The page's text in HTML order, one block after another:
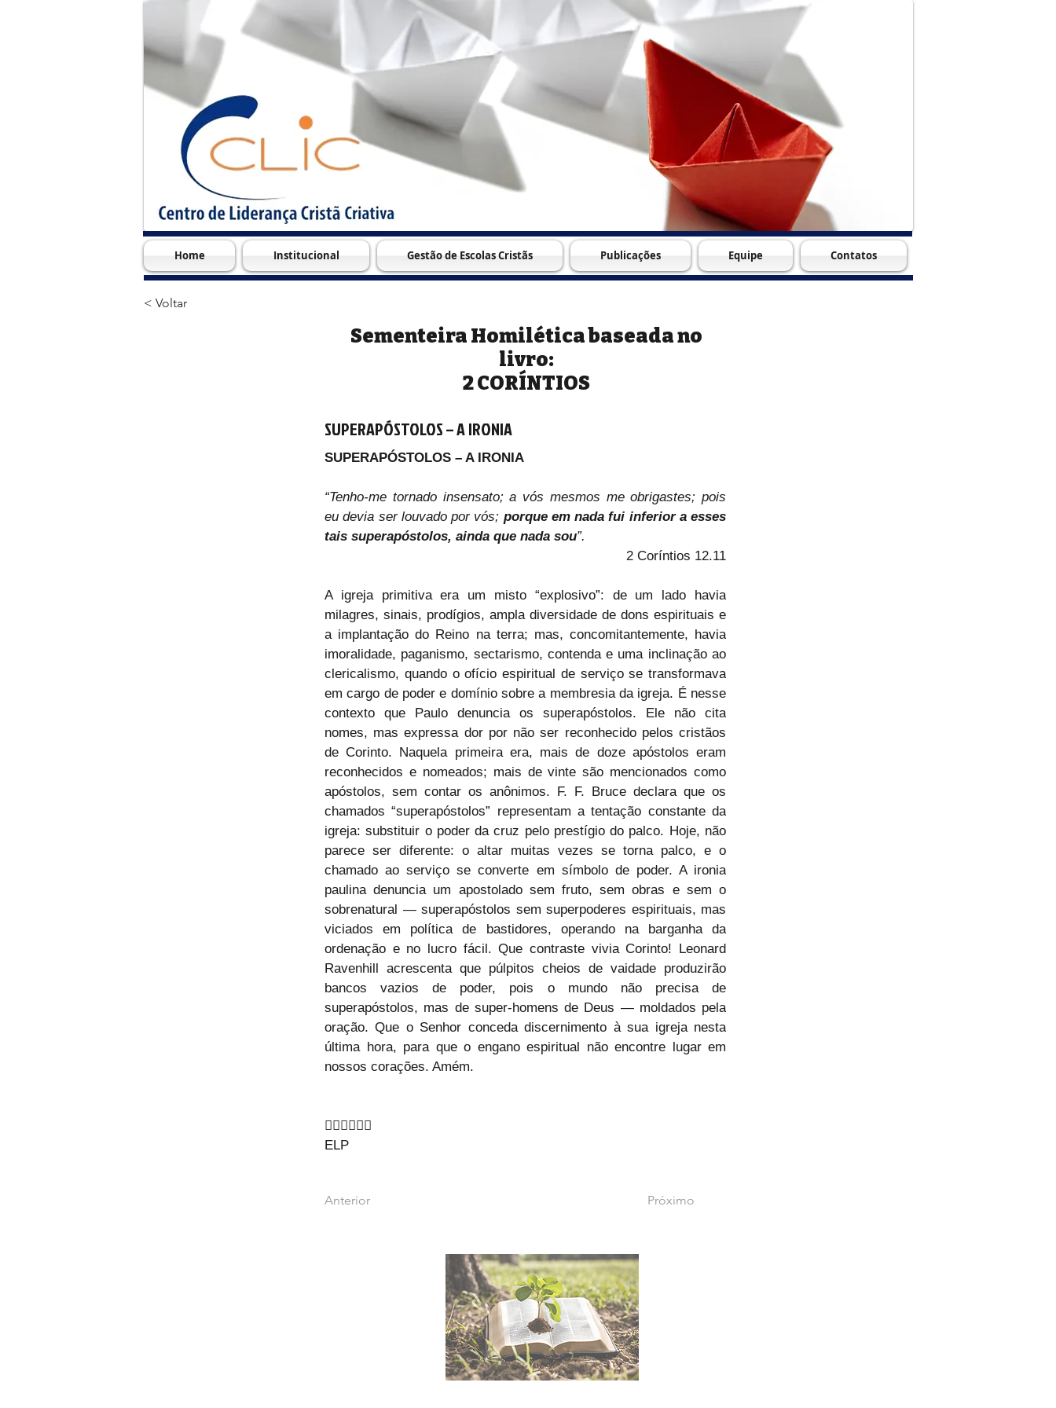
Home Institucional Gestão de Escolas Cristãs Publicações Equipe Contatos
< Voltar
Sementeira Homilética baseada no
livro:
2 CORÍNTIOS
SUPERAPÓSTOLOS – A IRONIA
SUPERAPÓSTOLOS – A IRONIA
“Tenho-me tornado insensato; a vós mesmos me obrigastes; pois
eu devia ser louvado por vós; porque em nada fui inferior a esses
tais superapóstolos, ainda que nada sou”.
2 Coríntios 12.11
A igreja primitiva era um misto “explosivo”: de um lado havia
milagres, sinais, prodígios, ampla diversidade de dons espirituais e
a implantação do Reino na terra; mas, concomitantemente, havia
imoralidade, paganismo, sectarismo, contenda e uma inclinação ao
clericalismo, quando o ofício espiritual de serviço se transformava
em cargo de poder e domínio sobre a membresia da igreja. É nesse
contexto que Paulo denuncia os superapóstolos. Ele não cita
nomes, mas expressa dor por não ser reconhecido pelos cristãos
de Corinto. Naquela primeira era, mais de doze apóstolos eram
reconhecidos e nomeados; mais de vinte são mencionados como
apóstolos, sem contar os anônimos. F. F. Bruce declara que os
chamados “superapóstolos” representam a tentação constante da
igreja: substituir o poder da cruz pelo prestígio do palco. Hoje, não
parece ser diferente: o altar muitas vezes se torna palco, e o
chamado ao serviço se converte em símbolo de poder. A ironia
paulina denuncia um apostolado sem fruto, sem obras e sem o
sobrenatural — superapóstolos sem superpoderes espirituais, mas
viciados em política de bastidores, operando na barganha da
ordenação e no lucro fácil. Que contraste vivia Corinto! Leonard
Ravenhill acrescenta que púlpitos cheios de vaidade produzirão
bancos vazios de poder, pois o mundo não precisa de
superapóstolos, mas de super-homens de Deus — moldados pela
oração. Que o Senhor conceda discernimento à sua igreja nesta
última hora, para que o engano espiritual não encontre lugar em
nossos corações. Amém.
🙇‍♂🙇‍♂🙇‍♂
ELP
Anterior Próximo